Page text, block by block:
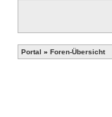
Portal » Foren-Übersicht